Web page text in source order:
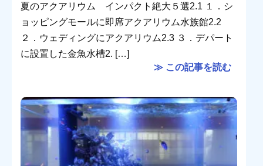
夏のアクアリウム インパクト絶大５選2.1 １．シ
ョッピングモールに即席アクアリウム水族館2.2
２．ウェディングにアクアリウム2.3 ３．デパート
に設置した金魚水槽2. […]
≫ この記事を読む